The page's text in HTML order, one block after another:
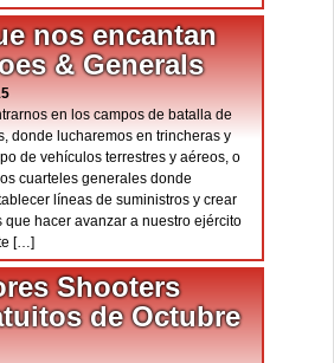
nos encantan
& Generals
en los campos de batalla de
donde lucharemos en trincheras y
de vehículos terrestres y aéreos, o
cuarteles generales donde
líneas de suministros y crear
que hacer avanzar a nuestro ejército
[…]
Shooters
de Octubre